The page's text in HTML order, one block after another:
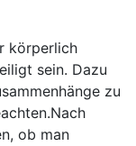
körperlich
sein. Dazu
zu
ob man